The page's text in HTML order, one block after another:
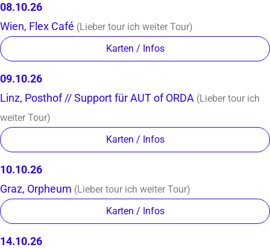
08.10.26
Wien, Flex Café (Lieber tour ich weiter Tour)
Karten / Infos
09.10.26
Linz, Posthof // Support für AUT of ORDA (Lieber tour ich
weiter Tour)
Karten / Infos
10.10.26
Graz, Orpheum (Lieber tour ich weiter Tour)
Karten / Infos
14.10.26